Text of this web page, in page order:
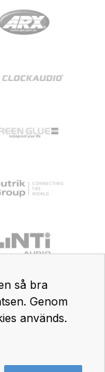
så bra
Genom
används.